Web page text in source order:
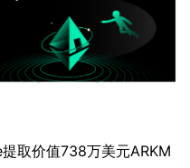
取价值738万美元ARKM